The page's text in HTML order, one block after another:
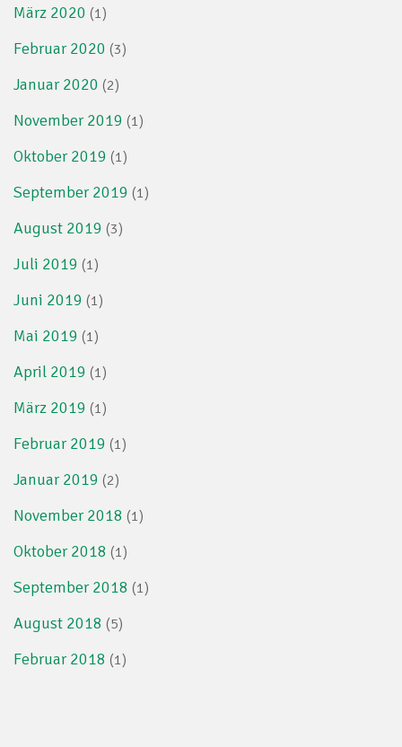
März 2020 (1)
Februar 2020 (3)
Januar 2020 (2)
November 2019 (1)
Oktober 2019 (1)
September 2019 (1)
August 2019 (3)
Juli 2019 (1)
Juni 2019 (1)
Mai 2019 (1)
April 2019 (1)
März 2019 (1)
Februar 2019 (1)
Januar 2019 (2)
November 2018 (1)
Oktober 2018 (1)
September 2018 (1)
August 2018 (5)
Februar 2018 (1)